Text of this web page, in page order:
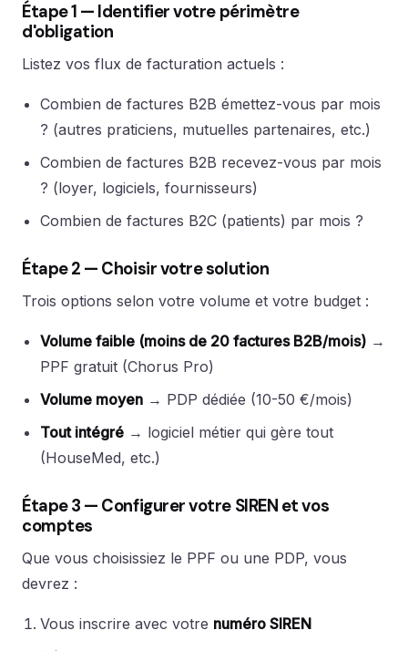
Étape 1 — Identifier votre périmètre
d'obligation
Listez vos flux de facturation actuels :
Combien de factures B2B émettez-vous par mois
? (autres praticiens, mutuelles partenaires, etc.)
Combien de factures B2B recevez-vous par mois
? (loyer, logiciels, fournisseurs)
Combien de factures B2C (patients) par mois ?
Étape 2 — Choisir votre solution
Trois options selon votre volume et votre budget :
Volume faible (moins de 20 factures B2B/mois) →
PPF gratuit (Chorus Pro)
Volume moyen → PDP dédiée (10-50 €/mois)
Tout intégré → logiciel métier qui gère tout
(HouseMed, etc.)
Étape 3 — Configurer votre SIREN et vos
comptes
Que vous choisissiez le PPF ou une PDP, vous
devrez :
Vous inscrire avec votre numéro SIREN